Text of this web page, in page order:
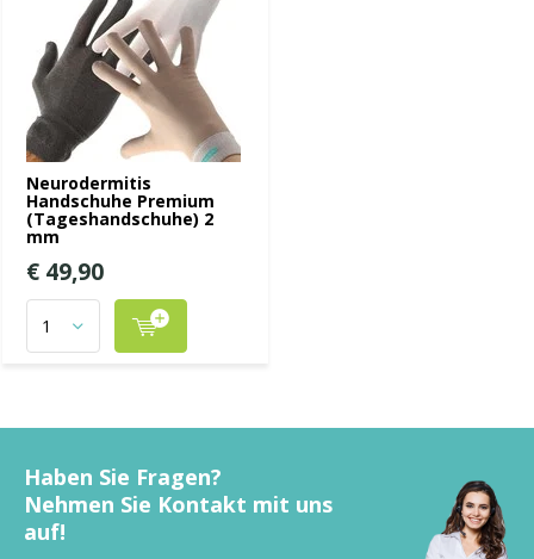
Neurodermitis
Handschuhe Premium
(Tageshandschuhe) 2
mm
€ 49,90
Haben Sie Fragen?
Nehmen Sie Kontakt mit uns
auf!